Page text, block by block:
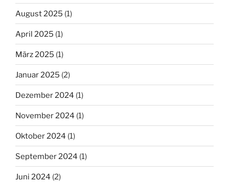
August 2025 (1)
April 2025 (1)
März 2025 (1)
Januar 2025 (2)
Dezember 2024 (1)
November 2024 (1)
Oktober 2024 (1)
September 2024 (1)
Juni 2024 (2)